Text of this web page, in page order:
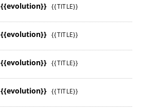
{{evolution}} {{TITLE}}
{{evolution}} {{TITLE}}
{{evolution}} {{TITLE}}
{{evolution}} {{TITLE}}